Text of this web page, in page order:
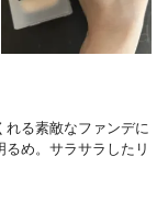
れる素敵なファンデに
め。サラサラしたリ